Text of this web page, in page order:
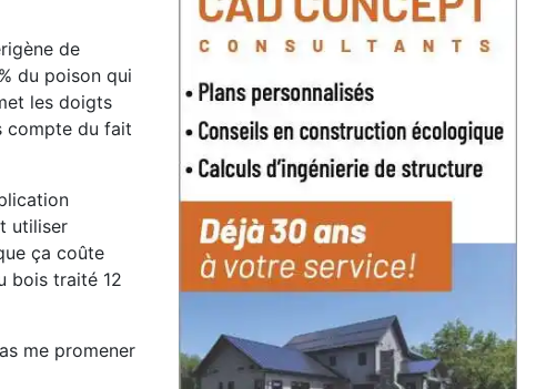
de
du poison qui
les doigts
compte du fait
utiliser
ça coûte
bois traité 12
me promener